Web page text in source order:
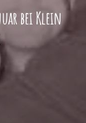
bei Klein